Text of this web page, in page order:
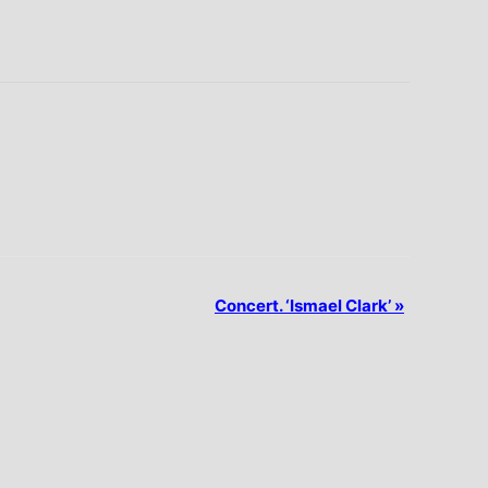
Concert. ‘Ismael Clark’ »